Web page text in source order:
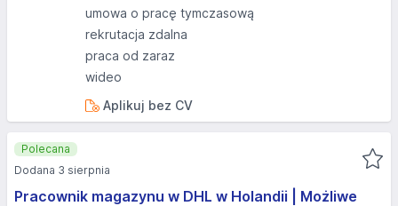
umowa o pracę tymczasową
rekrutacja zdalna
praca od zaraz
wideo
Aplikuj bez CV
Pracownik magazynu w DHL w Holandii | Możliwe
Polecana
Dodana 3 sierpnia